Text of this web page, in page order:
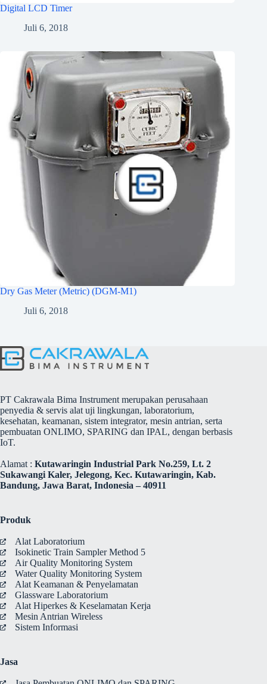
Digital LCD Timer
Juli 6, 2018
Dry Gas Meter (Metric) (DGM-M1)
Juli 6, 2018
PT Cakrawala Bima Instrument merupakan perusahaan
penyedia & servis alat uji lingkungan, laboratorium,
kesehatan, keamanan, sistem integrator, mesin antrian, serta
pembuatan ONLIMO, SPARING dan IPAL, dengan berbasis
IoT.
Alamat : Kutawaringin Industrial Park No.259, Lt. 2
Sukawangi Kaler, Jelegong, Kec. Kutawaringin, Kab.
Bandung, Jawa Barat, Indonesia – 40911
Produk
Alat Laboratorium
Isokinetic Train Sampler Method 5
Air Quality Monitoring System
Water Quality Monitoring System
Alat Keamanan & Penyelamatan
Glassware Laboratorium
Alat Hiperkes & Keselamatan Kerja
Mesin Antrian Wireless
Sistem Informasi
Jasa